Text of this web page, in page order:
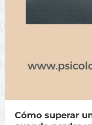
Cómo superar